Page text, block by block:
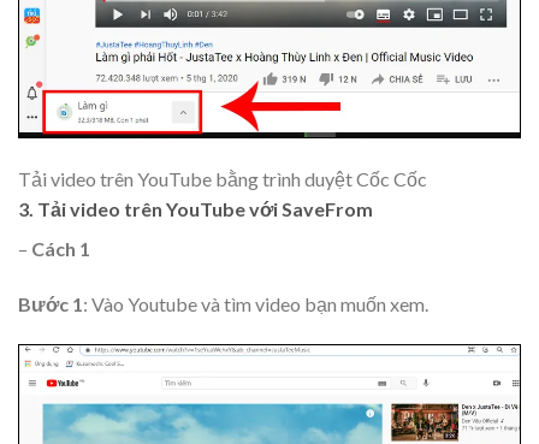
Tải video trên YouTube bằng trình duyệt Cốc Cốc
3. Tải video trên YouTube với SaveFrom
– Cách 1
Bước 1 : Vào Youtube và tìm video bạn muốn xem.